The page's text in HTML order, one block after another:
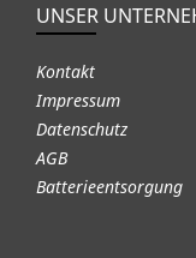
UNSER
Kontakt
Impressum
Datenschutz
AGB
Batterieentsorgung